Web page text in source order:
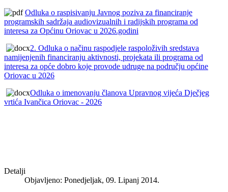
Odluka o raspisivanju Javnog poziva za financiranje
programskih sadržaja audiovizualnih i radijskih programa od
interesa za Općinu Oriovac u 2026.godini
2. Odluka o načinu raspodjele raspoloživih sredstava
namijenjenih financiranju aktivnosti, projekata ili programa od
interesa za opće dobro koje provode udruge na području općine
Oriovac u 2026
Odluka o imenovanju članova Upravnog vijeća Dječjeg
vrtića Ivančica Oriovac - 2026
Detalji
Objavljeno: Ponedjeljak, 09. Lipanj 2014.